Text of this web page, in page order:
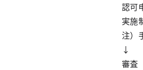
認可
実施
注）
↓
審査